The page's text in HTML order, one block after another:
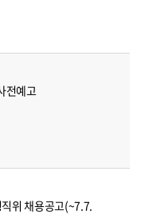
전예고
위 채용공고(~7.7.